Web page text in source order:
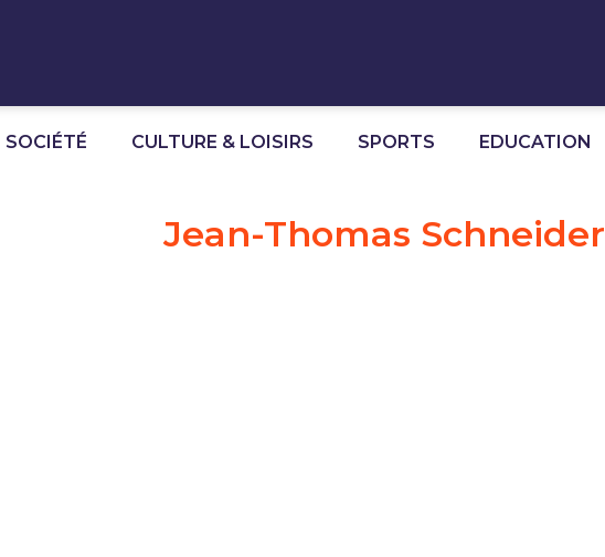
SOCIÉTÉ CULTURE & LOISIRS SPORTS EDUCATION
Jean-Thomas Schneider